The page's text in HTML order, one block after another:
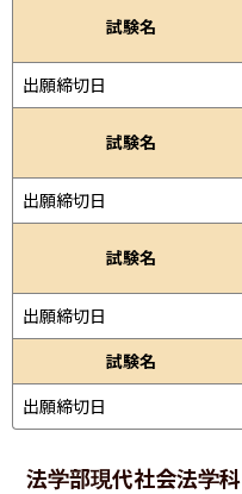
試験名
出願締切日
試験名
出願締切日
試験名
出願締切日
試験名
出願締切日
法学部現代社会法学科